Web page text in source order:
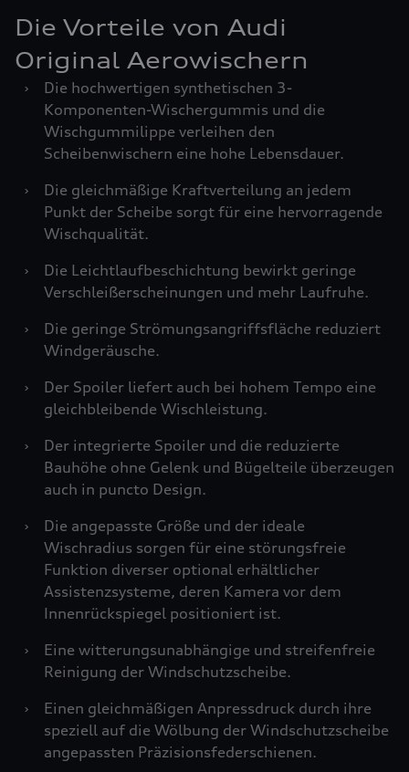
Die Vorteile von Audi
Original Aerowischern
›
Die hochwertigen synthetischen 3-
Komponenten-Wischergummis und die
Wischgummilippe verleihen den
Scheibenwischern eine hohe Lebensdauer.
›
Die gleichmäßige Kraftverteilung an jedem
Punkt der Scheibe sorgt für eine hervorragende
Wischqualität.
›
Die Leichtlaufbeschichtung bewirkt geringe
Verschleißerscheinungen und mehr Laufruhe.
›
Die geringe Strömungsangriffsfläche reduziert
Windgeräusche.
›
Der Spoiler liefert auch bei hohem Tempo eine
gleichbleibende Wischleistung.
›
Der integrierte Spoiler und die reduzierte
Bauhöhe ohne Gelenk und Bügelteile überzeugen
auch in puncto Design.
›
Die angepasste Größe und der ideale
Wischradius sorgen für eine störungsfreie
Funktion diverser optional erhältlicher
Assistenzsysteme, deren Kamera vor dem
Innenrückspiegel positioniert ist.
›
Eine witterungsunabhängige und streifenfreie
Reinigung der Windschutzscheibe.
›
Einen gleichmäßigen Anpressdruck durch ihre
speziell auf die Wölbung der Windschutzscheibe
angepassten Präzisionsfederschienen.